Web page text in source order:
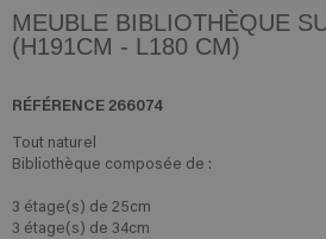
MEUBLE BIBLIOTHÈQUE
(H191CM - L180 CM)
RÉFÉRENCE266074
Tout naturel
Bibliothèque composée de :
3 étage(s) de 25cm
3 étage(s) de 34cm